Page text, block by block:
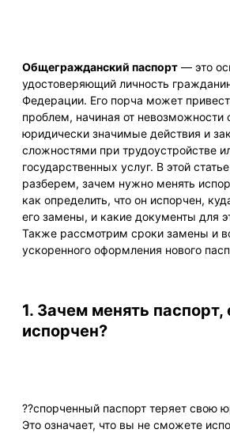
Общегражданский паспорт — это
удостоверяющий личность
Федерации. Его порча может
проблем, начиная от невозможности
юридически значимые действия и
сложностями при трудоустройстве
государственных услуг. В этой
разберем, зачем нужно менять
как определить, что он испорчен,
его замены, и какие документы для
Также рассмотрим сроки замены и
ускоренного оформления нового
1. Зачем менять паспорт,
испорчен?
??спорченный паспорт теряет свою
Это означает, что вы не сможете